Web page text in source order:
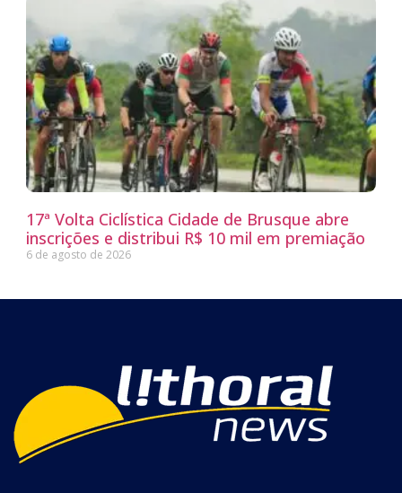
17ª Volta Ciclística Cidade de Brusque abre
inscrições e distribui R$ 10 mil em premiação
6 de agosto de 2026